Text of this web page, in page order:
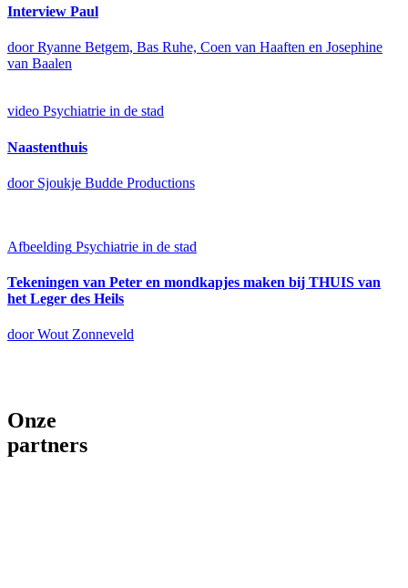
Interview Paul
door Ryanne Betgem, Bas Ruhe, Coen van Haaften en Josephine
van Baalen
video Psychiatrie in de stad
Naastenthuis
door Sjoukje Budde Productions
Afbeelding Psychiatrie in de stad
Tekeningen van Peter en mondkapjes maken bij THUIS van
het Leger des Heils
door Wout Zonneveld
Onze
partners